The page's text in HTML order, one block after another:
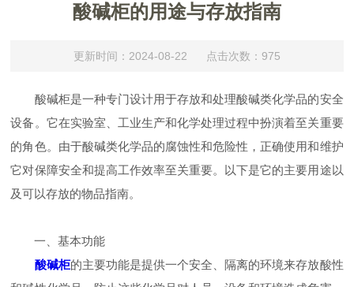
酸碱柜的用途与存放指南
更新时间：2024-08-22 点击次数：975
酸碱柜是一种专门设计用于存放和处理酸碱类化学品的安全
设备。它在实验室、工业生产和化学处理过程中扮演着至关重要
的角色。由于酸碱类化学品的腐蚀性和危险性，正确使用和维护
它对保障安全和提高工作效率至关重要。以下是它的主要用途以
及可以存放的物品指南。
一、基本功能
酸碱柜的主要功能是提供一个安全、隔离的环境来存放酸性